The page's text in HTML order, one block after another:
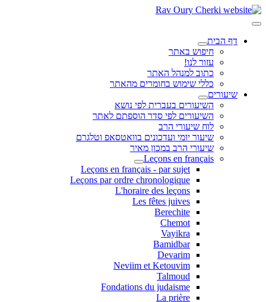
דף הבית
חיפוש באתר
עזור לנו!
כתוב למנהל האתר
כללי שימוש בחומרים מהאתר
שיעורים
השיעורים בעברית לפי נושא
השיעורים לפי סדר הוספתם לאתר
לוח שיעורי הרב
שיעור יומי ועדכונים בוואטסאפ וטלגרם
שיעורי הרב במכון מאיר
Leçons en français
Leçons en français - par sujet
Leçons par ordre chronologique
L'horaire des leçons
Les fêtes juives
Berechite
Chemot
Vayikra
Bamidbar
Devarim
Neviim et Ketouvim
Talmoud
Fondations du judaisme
La prière